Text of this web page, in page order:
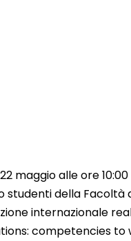
maggio alle ore
studenti della Facoltà
internazionale
competencies to